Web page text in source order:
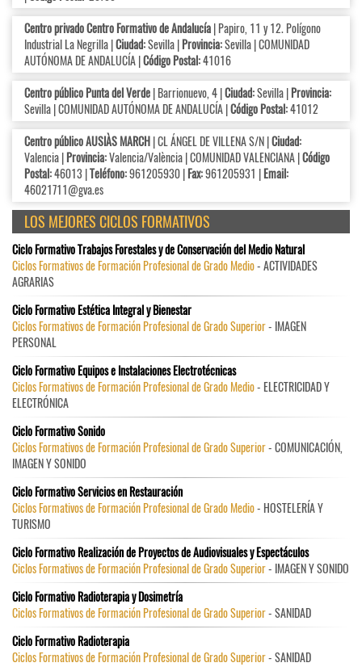
Centro privado Centro Formativo de Andalucía| Papiro, 11 y 12. Polígono
Industrial La Negrilla |Ciudad:Sevilla |Provincia:Sevilla | COMUNIDAD
AUTÓNOMA DE ANDALUCÍA |Código Postal:41016
Centro público Punta del Verde| Barrionuevo, 4 |Ciudad:Sevilla |Provincia:
Sevilla | COMUNIDAD AUTÓNOMA DE ANDALUCÍA |Código Postal:41012
Centro público AUSIÀS MARCH| CL ÁNGEL DE VILLENA S/N |Ciudad:
Valencia |Provincia:Valencia/València | COMUNIDAD VALENCIANA |Código
Postal:46013 |Teléfono:961205930 |Fax:961205931 |Email:
46021711@gva.es
LOS MEJORES CICLOS FORMATIVOS
Ciclo Formativo Trabajos Forestales y de Conservación del Medio Natural
Ciclos Formativos de Formación Profesional de Grado Medio- ACTIVIDADES
AGRARIAS
Ciclo Formativo Estética Integral y Bienestar
Ciclos Formativos de Formación Profesional de Grado Superior- IMAGEN
PERSONAL
Ciclo Formativo Equipos e Instalaciones Electrotécnicas
Ciclos Formativos de Formación Profesional de Grado Medio- ELECTRICIDAD Y
ELECTRÓNICA
Ciclo Formativo Sonido
Ciclos Formativos de Formación Profesional de Grado Superior- COMUNICACIÓN,
IMAGEN Y SONIDO
Ciclo Formativo Servicios en Restauración
Ciclos Formativos de Formación Profesional de Grado Medio- HOSTELERÍA Y
TURISMO
Ciclo Formativo Realización de Proyectos de Audiovisuales y Espectáculos
Ciclos Formativos de Formación Profesional de Grado Superior- IMAGEN Y SONIDO
Ciclo Formativo Radioterapia y Dosimetría
Ciclos Formativos de Formación Profesional de Grado Superior- SANIDAD
Ciclo Formativo Radioterapia
Ciclos Formativos de Formación Profesional de Grado Superior- SANIDAD